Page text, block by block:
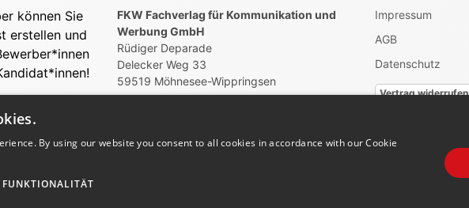
können Sie
erstellen und
FKW Fachverlag für Kommunikation und
Werbung GmbH
Rüdiger Deparade
Delecker Weg 33
59519 Möhnesee-Wippringsen
Impressum
AGB
Datenschutz
Vertrag widerrufen
By using our website you consent to all cookies in accordance with our Cookie
FUNKTIONALITÄT